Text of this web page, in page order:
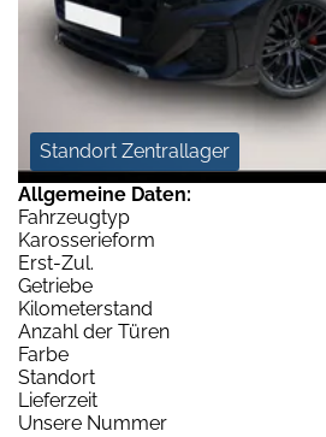
Standort Zentrallager
Allgemeine Daten:
Fahrzeugtyp
Karosserieform
Erst-Zul.
Getriebe
Kilometerstand
Anzahl der Türen
Farbe
Standort
Lieferzeit
Unsere Nummer